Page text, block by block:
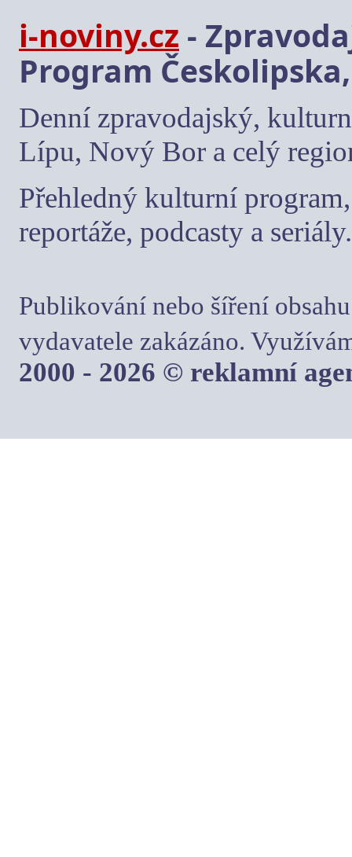
i-noviny.cz -
Program
Denní zpravodajský,
Lípu, Nový Bor a celý
Přehledný kulturní
reportáže, podcasty a seriály.
Publikování nebo šíření
vydavatele zakázáno.
2000 - 2026 © reklamní